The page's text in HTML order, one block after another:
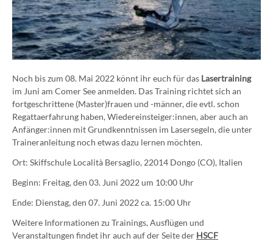
Noch bis zum 08. Mai 2022 könnt ihr euch für das Lasertraining
im Juni am Comer See anmelden. Das Training richtet sich an
fortgeschrittene (Master)frauen und -männer, die evtl. schon
Regattaerfahrung haben, Wiedereinsteiger:innen, aber auch an
Anfänger:innen mit Grundkenntnissen im Lasersegeln, die unter
Traineranleitung noch etwas dazu lernen möchten.
Ort: Skiffschule Località Bersaglio, 22014 Dongo (CO), Italien
Beginn: Freitag, den 03. Juni 2022 um 10:00 Uhr
Ende: Dienstag, den 07. Juni 2022 ca. 15:00 Uhr
Weitere Informationen zu Trainings, Ausflügen und
Veranstaltungen findet ihr auch auf der Seite der HSCF